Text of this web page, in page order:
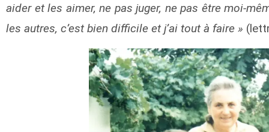
aider et les aimer, ne pas juger, ne pas être moi-
les autres, c’est bien difficile et j’ai tout à faire »